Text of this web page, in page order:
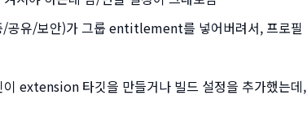
/공유/보안)가 그룹 entitlement를 넣어버려서, 프로필
이 extension 타깃을 만들거나 빌드 설정을 추가했는데,